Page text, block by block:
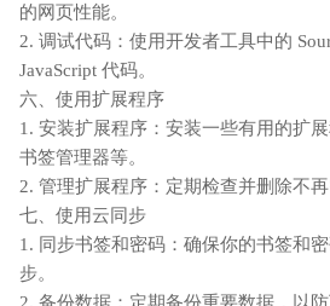
的网页性能。
2. 调试代码：使用开发者工具中的
JavaScript 代码。
六、使用扩展程序
1. 安装扩展程序：安装一些有用的扩
书签管理器等。
2. 管理扩展程序：定期检查并删除不再
七、使用云同步
1. 同步书签和密码：确保你的书签和
步。
2. 备份数据：定期备份重要数据，以防